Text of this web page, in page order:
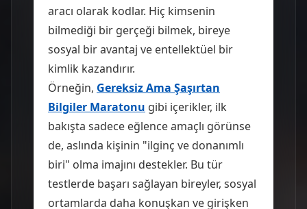
aracı olarak kodlar. Hiç kimsenin
bilmediği bir gerçeği bilmek, bireye
sosyal bir avantaj ve entellektüel bir
kimlik kazandırır.
Örneğin, Gereksiz Ama Şaşırtan
Bilgiler Maratonu gibi içerikler, ilk
bakışta sadece eğlence amaçlı görünse
de, aslında kişinin "ilginç ve donanımlı
biri" olma imajını destekler. Bu tür
testlerde başarı sağlayan bireyler, sosyal
ortamlarda daha konuşkan ve girişken